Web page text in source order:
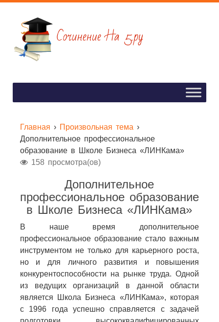
Главная › Произвольная тема ›
Дополнительное профессиональное
образование в Школе Бизнеса «ЛИНКама»
158 просмотра(ов)
Дополнительное
профессиональное образование
в Школе Бизнеса «ЛИНКама»
В наше время дополнительное
профессиональное образование стало важным
инструментом не только для карьерного роста,
но и для личного развития и повышения
конкурентоспособности на рынке труда. Одной
из ведущих организаций в данной области
является Школа Бизнеса «ЛИНКама», которая
с 1996 года успешно справляется с задачей